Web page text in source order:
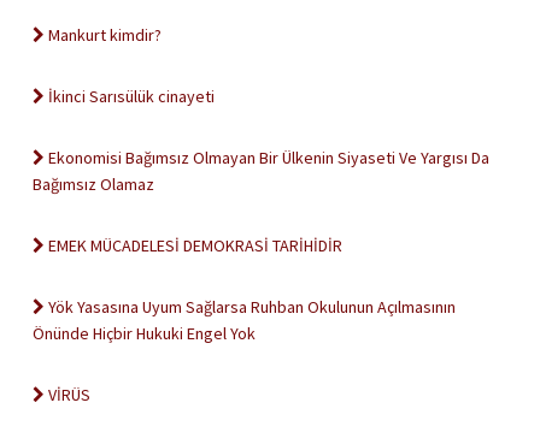
Mankurt kimdir?
İkinci Sarısülük cinayeti
Ekonomisi Bağımsız Olmayan Bir Ülkenin Siyaseti Ve Yargısı Da
Bağımsız Olamaz
EMEK MÜCADELESİ DEMOKRASİ TARİHİDİR
Yök Yasasına Uyum Sağlarsa Ruhban Okulunun Açılmasının
Önünde Hiçbir Hukuki Engel Yok
VİRÜS